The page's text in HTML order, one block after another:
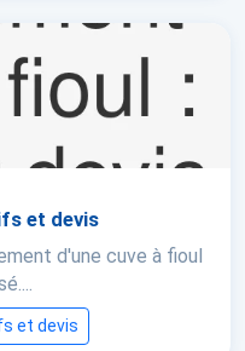
et devis
d'une cuve à fioul
et devis